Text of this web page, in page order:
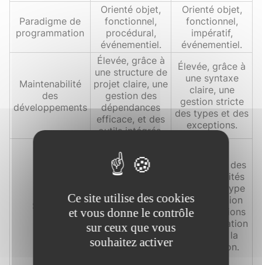
Paradigme de
programmation
Orienté objet,
fonctionnel,
procédural,
événementiel.
Orienté objet,
fonctionnel,
impératif,
événementiel.
Maintenabilité
des
développements
Élevée, grâce à
une structure de
projet claire, une
gestion des
dépendances
efficace, et des
outils intégrés.
Élevée, grâce à
une syntaxe
claire, une
gestion stricte
des types et des
exceptions.
Sécurité
fonctionnalités
de sécurité
comme
l'authentification,
l'autorisation et
la protection
contre les
Forte, avec des
fonctionnalités
comme le type
sûr, la gestion
des exceptions
et la vérification
de type à la
compilation.
Ce site utilise des cookies
et vous donne le contrôle
sur ceux que vous
souhaitez activer